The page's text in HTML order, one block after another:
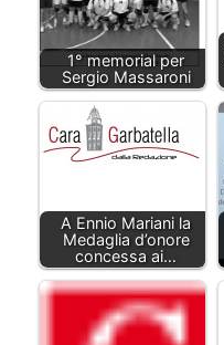
1° memorial per
Sergio Massaroni
A Ennio Mariani la
Medaglia d’onore
concessa ai…